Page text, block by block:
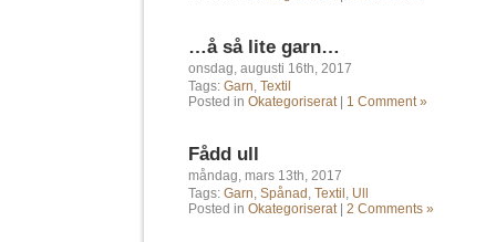
…å så lite garn…
onsdag, augusti 16th, 2017
Tags: Garn, Textil
Posted in Okategoriserat| 1 Comment »
Fådd ull
måndag, mars 13th, 2017
Tags: Garn, Spånad , Textil , Ull
Posted in Okategoriserat| 2 Comments »